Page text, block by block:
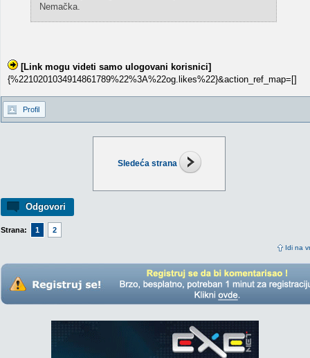
Sledeća strana
Odgovori
Strana: 1 2
Idi na
Nemačka.
[Link mogu videti samo ulogovani korisnici]
{%2210201034914861789%22%3A%22og.likes%22}&action_ref_map=[]
Profil